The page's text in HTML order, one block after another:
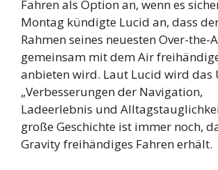
Fahren als Option an, wenn es
Montag kündigte Lucid an, dass
Rahmen seines neuesten Over-the-
gemeinsam mit dem Air
anbieten wird. Laut Lucid wird das
„Verbesserungen der Navigation,
Ladeerlebnis und
große Geschichte ist immer noch,
Gravity freihändiges Fahren erhält.